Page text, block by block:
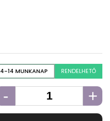
4-14 MUNKANAP RENDELHETŐ
- +